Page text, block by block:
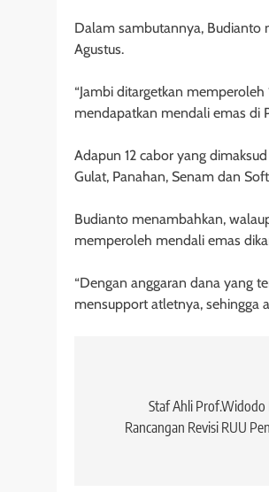
Dalam sambutannya, Budianto
Agustus.
“Jambi ditargetkan
mendapatkan mendali emas di
Adapun 12 cabor yang
Gulat, Panahan, Senam dan
Budianto menambahkan,
memperoleh mendali emas
“Dengan anggaran dana yang
mensupport atletnya, sehingga
Staf Ahli
Rancangan Revisi RUU